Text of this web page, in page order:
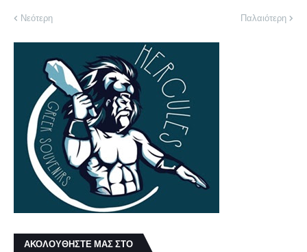
Νεότερη Παλαιότερη
ΑΚΟΛΟΥΘΗΣΤΕ ΜΑΣ ΣΤΟ